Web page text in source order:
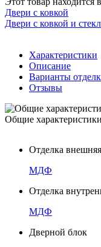
Двери с ковкой
Двери с ковкой и
Характеристики
Описание
Варианты
Отзывы
Общие характеристики
Отделка внешняя
МДФ
Отделка
МДФ
Дверной блок